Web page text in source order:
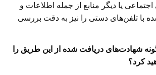
یا دیگر منابع از جمله اطلاعات و
با تلفن‌های دستی را نیز به دقت بررسی
شهادت‌های دریافت شده از این طریق را
کرد؟